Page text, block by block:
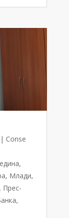
| Conse
,
, Млади,
, Прес-
,